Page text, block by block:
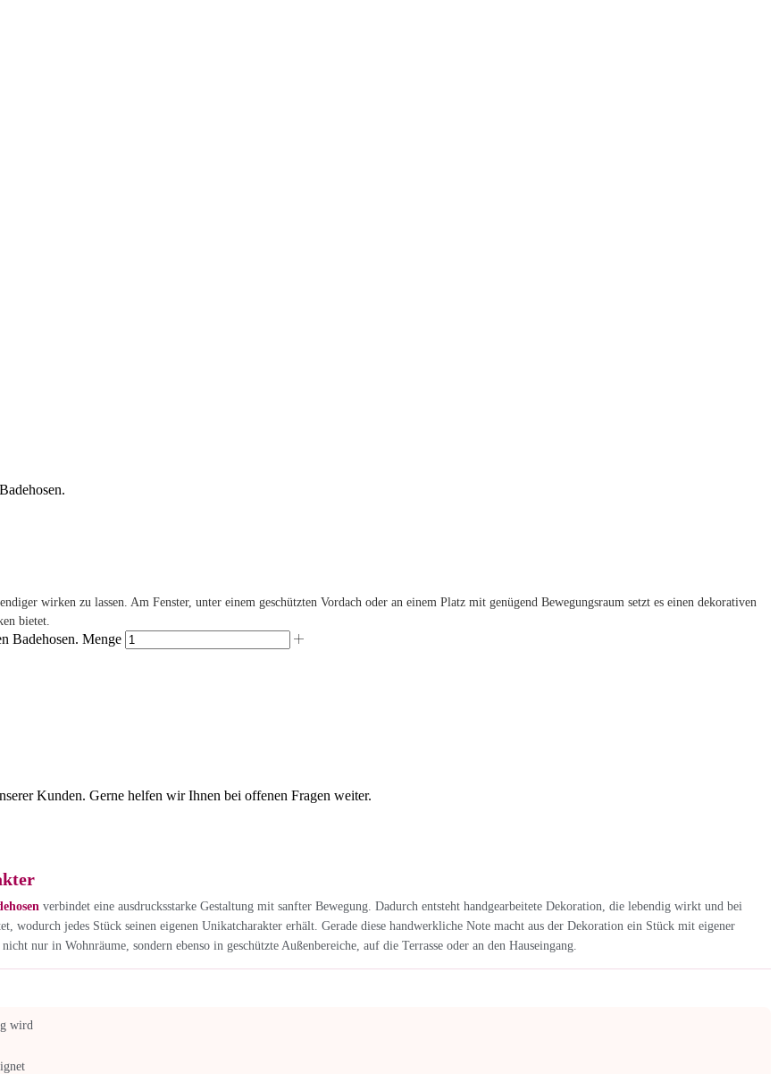
wirken zu lassen. Am Fenster, unter einem geschützten Vordach oder an einem Platz mit genügend Bewegungsraum setzt es einen dekorativen
bietet.
Badehosen. Menge
Kunden. Gerne helfen wir Ihnen bei offenen Fragen weiter.
verbindet eine ausdrucksstarke Gestaltung mit sanfter Bewegung. Dadurch entsteht handgearbeitete Dekoration, die lebendig wirkt und bei
wodurch jedes Stück seinen eigenen Unikatcharakter erhält. Gerade diese handwerkliche Note macht aus der Dekoration ein Stück mit eigener
nur in Wohnräume, sondern ebenso in geschützte Außenbereiche, auf die Terrasse oder an den Hauseingang.
wird